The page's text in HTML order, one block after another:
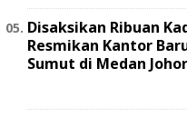
Disaksikan Ribuan
Resmikan Kantor Baru
Sumut di Medan Johor